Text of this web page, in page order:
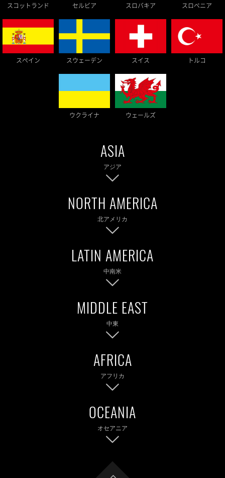
スコットランド セルビア スロバキア スロベニア
スペイン スウェーデン スイス トルコ
ウクライナ ウェールズ
アジア
北アメリカ
中南米
中東
アフリカ
オセアニア